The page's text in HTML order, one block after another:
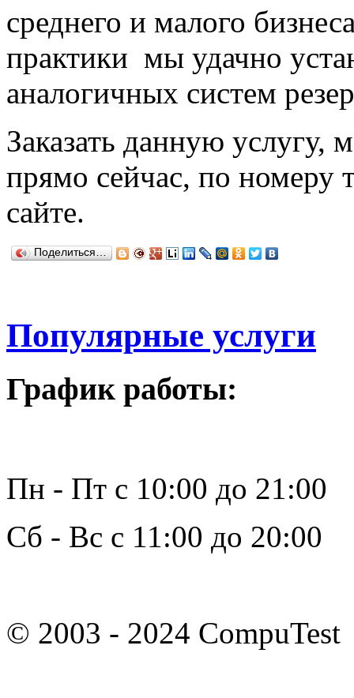
среднего и малого
практики мы удачно
аналогичных систем
Заказать данную услугу,
прямо сейчас, по номеру
сайте.
Поделиться…
Популярные услуги
График работы:
Пн - Пт с 10:00 до 21:00
Сб - Вс с 11:00 до 20:00
© 2003 - 2024 CompuTest